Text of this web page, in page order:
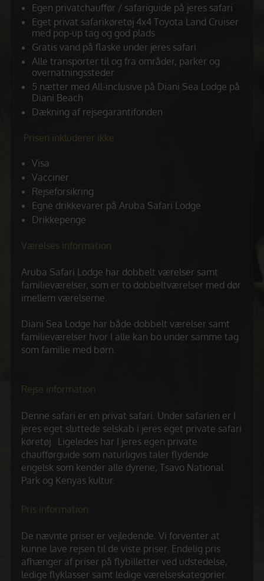
Egen privatchauffør / safariguide på jeres safari
Eget privat safarikøretøj 4x4 Toyota Land Cruiser
med pop-up tag og god plads
Gratis vand på flaske under jeres safari
Alle transporter til og fra områder, parker og
overnatningssteder
5 nætter med All-inclusive på Diani Sea Lodge på
Diani Beach
Dækning af rejsegarantifonden
Prisen inkluderer ikke
Visa
Vacciner
Rejseforsikring
Egne drikkevarer på Aruba Safari Lodge
Drikkepenge
Værelses information
Aruba Safari Lodge har dobbelt værelser samt
familieværelser, som er to dobbeltværelser med dør
imellem værelserne.
Diani Sea Lodge har både dobbelt værelser samt
familieværelser hvor I alle kan bo under samme tag
som familie med børn.
Rejse information
Denne safari er en privat safari. Under safarien er I
jeres eget sluttede selskab i jeres eget private safari
køretøj. Ligeledes har I jeres egen private
chaufførguide som naturligvis taler flydende
engelsk som kender alle dyrene, Tsavo National
Park og Kenyas kultur.
Pris information
De nævnte priser er vejledende. Vi forventer at
kunne lave rejsen til de viste priser. Endelig pris
afhænger af priser på flybilletter ved udstedelse,
ledige flyklasser samt ledige værelseskategorier.